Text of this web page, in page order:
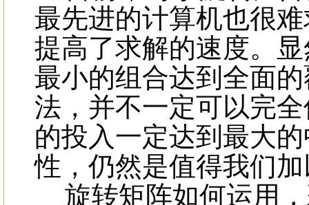
最先进的计算机也很
提高了求解的速度。
最小的组合达到全面
法，并不一定可以完
的投入一定达到最大
性，仍然是值得我们
旋转矩阵如何运用，